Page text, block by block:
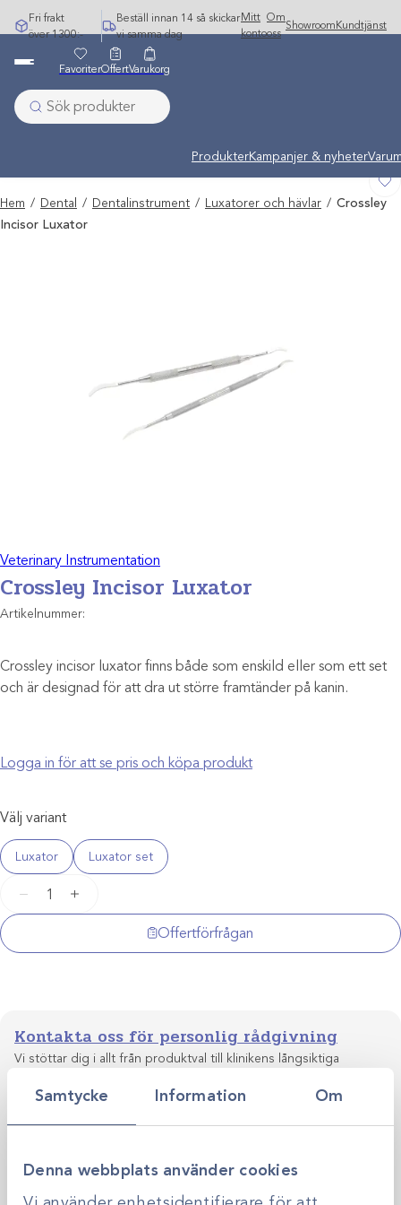
Samtycke Information Om
Denna webbplats använder cookies
Hoppa
till
Fri frakt
över 1300:-
Beställ innan 14 så skickar
vi samma dag
Mitt
konto
Om
oss
Showroom Kundtjänst
Undermeny stängd: Varumärken
ProdukterKampanjer & nyheter
FavoriterOffertVarukorg
Hem / Dental / Dentalinstrument / Luxatorer och hävlar / Crossley
Incisor Luxator
Veterinary Instrumentation
Crossley Incisor Luxator
Artikelnummer:
Crossley incisor luxator finns både som enskild eller som ett set
och är designad för att dra ut större framtänder på kanin.
Logga in för att se pris och köpa produkt
Välj variant
Luxator Luxator set
Crossley
Luxator
mängd
+
Offertförfrågan
Kontakta oss för personlig rådgivning
Vi stöttar dig i allt från produktval till klinikens långsiktiga
skapa smarta, hållbara lösningar anpassade efter just er